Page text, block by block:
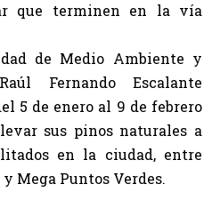
que terminen en la vía
de Medio Ambiente y
Fernando Escalante
5 de enero al 9 de febrero
sus pinos naturales a
en la ciudad, entre
Mega Puntos Verdes.